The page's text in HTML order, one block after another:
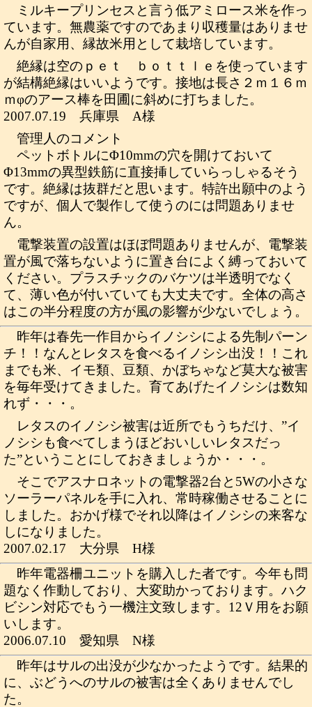
ミルキープリンセスと言う低アミロース米を作っ
ています。無農薬ですのであまり収穫量はありませ
んが自家用、縁故米用として栽培しています。
絶縁は空のｐｅｔ ｂｏｔｔｌｅを使っています
が結構絶縁はいいようです。接地は長さ２ｍ１６ｍ
ｍφのアース棒を田圃に斜めに打ちました。
2007.07.19 兵庫県 A様
管理人のコメント
ペットボトルにΦ10mmの穴を開けておいて
Φ13mmの異型鉄筋に直接挿していらっしゃるそう
です。絶縁は抜群だと思います。特許出願中のよう
ですが、個人で製作して使うのには問題ありませ
ん。
電撃装置の設置はほぼ問題ありませんが、電撃装
置が風で落ちないように置き台によく縛っておいて
ください。プラスチックのバケツは半透明でなく
て、薄い色が付いていても大丈夫です。全体の高さ
はこの半分程度の方が風の影響が少ないでしょう。
昨年は春先一作目からイノシシによる先制パーン
チ！！なんとレタスを食べるイノシシ出没！！これ
までも米、イモ類、豆類、かぼちゃなど莫大な被害
を毎年受けてきました。育てあげたイノシシは数知
れず・・・。
レタスのイノシシ被害は近所でもうちだけ、”イ
ノシシも食べてしまうほどおいしいレタスだっ
た”ということにしておきましょうか・・・。
そこでアスナロネットの電撃器2台と5Wの小さな
ソーラーパネルを手に入れ、常時稼働させることに
しました。おかげ様でそれ以降はイノシシの来客な
しになりました。
2007.02.17 大分県 H様
昨年電器柵ユニットを購入した者です。今年も問
題なく作動しており、大変助かっております。ハク
ビシン対応でもう一機注文致します。12Ｖ用をお願
いします。
2006.07.10 愛知県 N様
昨年はサルの出没が少なかったようです。結果的
に、ぶどうへのサルの被害は全くありませんでし
た。